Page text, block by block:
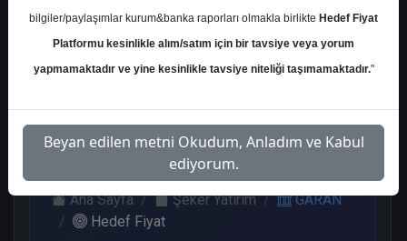
11 1
Üstü
Get.
7
Yok
1 1
Perşembe, 30 Nisan 2026
Ana Sayfa Şeker Yatırım
GARAN
Hedef Fiyat
bilgiler/paylaşımlar kurum&banka raporları olmakla birlikte Hedef Fiyat
Platformu kesinlikle alım/satım için bir tavsiye veya yorum
yapmamaktadır ve yine kesinlikle tavsiye niteliği taşımamaktadır."
Beyan edilen metni Okudum, Anladım ve Kabul
ediyorum.